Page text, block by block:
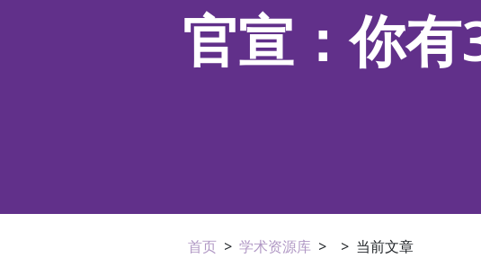
官宣：你
首页 > 学术资源库 > > 当前文章